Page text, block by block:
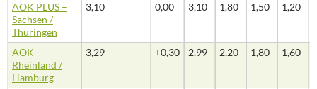
AOK PLUS –
Sachsen /
Thüringen
3,10 0,00 3,10 1,80 1,50 1,20
AOK
Rheinland /
Hamburg
3,29 +0,30 2,99 2,20 1,80 1,60